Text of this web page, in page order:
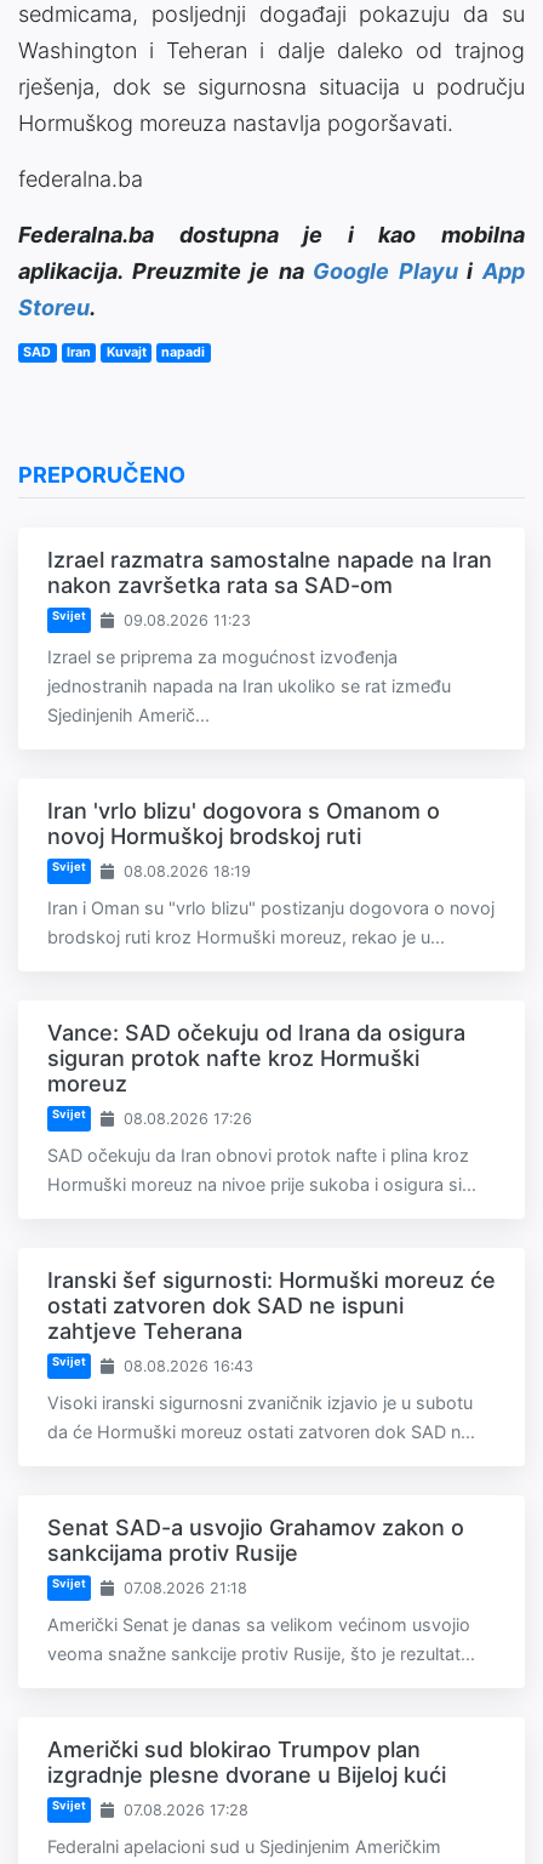
sedmicama, posljednji događaji pokazuju da su
Washington i Teheran i dalje daleko od trajnog
rješenja, dok se sigurnosna situacija u području
Hormuškog moreuza nastavlja pogoršavati.
federalna.ba
Federalna.ba dostupna je i kao mobilna
aplikacija. Preuzmite je na Google PlayuiApp
Storeu.
SAD Iran Kuvajt napadi
PREPORUČENO
Izrael razmatra samostalne napade na Iran
nakon završetka rata sa SAD-om
Svijet 09.08.2026 11:23
Izrael se priprema za mogućnost izvođenja
jednostranih napada na Iran ukoliko se rat između
Sjedinjenih Američ...
Iran 'vrlo blizu' dogovora s Omanom o
novoj Hormuškoj brodskoj ruti
Svijet 08.08.2026 18:19
Iran i Oman su "vrlo blizu" postizanju dogovora o novoj
brodskoj ruti kroz Hormuški moreuz, rekao je u...
Vance: SAD očekuju od Irana da osigura
siguran protok nafte kroz Hormuški
moreuz
Svijet 08.08.2026 17:26
SAD očekuju da Iran obnovi protok nafte i plina kroz
Hormuški moreuz na nivoe prije sukoba i osigura si...
Iranski šef sigurnosti: Hormuški moreuz će
ostati zatvoren dok SAD ne ispuni
zahtjeve Teherana
Svijet 08.08.2026 16:43
Visoki iranski sigurnosni zvaničnik izjavio je u subotu
da će Hormuški moreuz ostati zatvoren dok SAD n...
Senat SAD-a usvojio Grahamov zakon o
sankcijama protiv Rusije
Svijet 07.08.2026 21:18
Američki Senat je danas sa velikom većinom usvojio
veoma snažne sankcije protiv Rusije, što je rezultat...
Američki sud blokirao Trumpov plan
izgradnje plesne dvorane u Bijeloj kući
Svijet 07.08.2026 17:28
Federalni apelacioni sud u Sjedinjenim Američkim